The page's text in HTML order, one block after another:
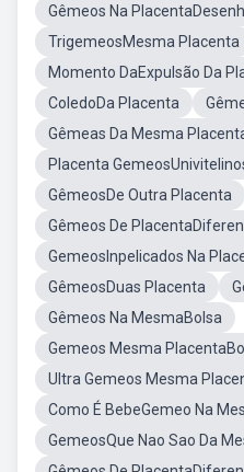
Gêmeos Na
TrigemeosMesma Placenta
Momento DaExpulsão Da
ColedoDa Placenta
Gêmeas Da Mesma
Placenta
GêmeosDe Outra Placenta
Gêmeos De
GemeosInpelicados Na
GêmeosDuas Placenta
Gêmeos Na MesmaBolsa
Gemeos Mesma
Ultra Gemeos Mesma
Como É BebeGemeo Na
GemeosQue Nao Sao Da